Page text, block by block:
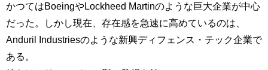
かつてはBoeingやLockheed Martinのような巨大企業が中心
だった。しかし現在、存在感を急速に高めているのは、
Anduril Industriesのような新興ディフェンス・テック企業で
ある。